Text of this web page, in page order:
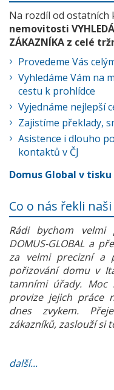
Na rozdíl od ostatních
nemovitosti
ZÁKAZNÍKA z celé
Provedeme Vás
Vyhledáme Vám na
cestu k prohlídce
Vyjednáme nejlepší
Zajistíme překlady,
Asistence i dlouho
kontaktů v ČJ
Domus Global v tisku
Co o nás řekli
Rádi bychom velmi
DOMUS-GLOBAL a
za velmi precizní a
pořizování domu v
tamními úřady. Moc
provize jejich práce
dnes zvykem.
zákazníků, zaslouží si
další...